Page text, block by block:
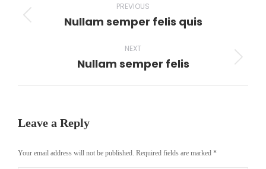
navigation
PREVIOUS
Previous
project:
Nullam semper felis quis
NEXT
Next
Nullam semper felis
Leave a Reply
Your email address will not be published. Required fields are marked *